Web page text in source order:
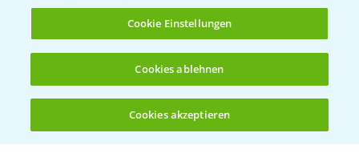
Allgemeine Nutzungsbedingungen
Datenschutzerklärung
Cookie Einstellungen
Cookies ablehnen
Cookies akzeptieren